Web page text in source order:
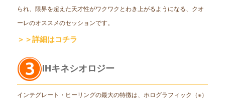
られ、限界を超えた天才性がワクワクとわき上がるようになる、クオ
ーレのオススメのセッションです。
＞＞詳細はコチラ
IHキネシオロジー
インテグレート・ヒーリングの最大の特徴は、ホログラフィック（※）